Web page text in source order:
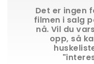
Det er ingen
filmen i salg
nå. Vil du
opp, så